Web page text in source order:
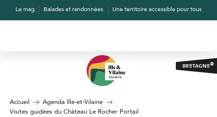
AllerLe mag Balades et randonnées Une territoire accessible pour tous
Accueil
Agenda Ille-et-Vilaine
Visites guidées du Château Le Rocher Portail